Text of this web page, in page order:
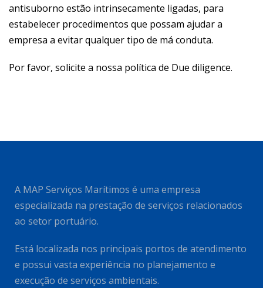
antisuborno estão intrinsecamente ligadas, para
estabelecer procedimentos que possam ajudar a
empresa a evitar qualquer tipo de má conduta.
Por favor, solicite a nossa política de Due diligence.
A MAP Serviços Marítimos é uma empresa
especializada na prestação de serviços relacionados
ao setor portuário.
Está localizada nos principais portos de atendimento
e possui vasta experiência no planejamento e
execução de serviços ambientais.